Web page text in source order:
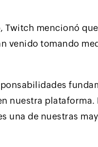
mencionó
venido tomando
nuestra plataforma.
una de nuestras